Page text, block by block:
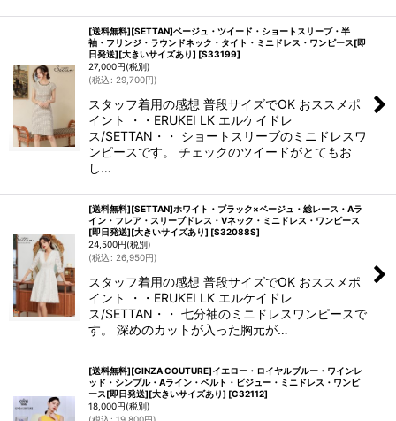
[送料無料][SETTAN]ベージュ・ツイード・ショートスリーブ・半
袖・フリンジ・ラウンドネック・タイト・ミニドレス・ワンピース[即
日発送][大きいサイズあり] [S33199]
27,000円(税別)
(税込 : 29,700円)
スタッフ着用の感想 普段サイズでOK おススメポ
イント ・・ERUKEI LK エルケイドレ
ス/SETTAN・・ ショートスリーブのミニドレスワ
ンピースです。 チェックのツイードがとてもお
し…
[送料無料][SETTAN]ホワイト・ブラック×ベージュ・総レース・Aラ
イン・フレア・スリーブドレス・Vネック・ミニドレス・ワンピース
[即日発送][大きいサイズあり] [S32088S]
24,500円(税別)
(税込 : 26,950円)
スタッフ着用の感想 普段サイズでOK おススメポ
イント ・・ERUKEI LK エルケイドレ
ス/SETTAN・・ 七分袖のミニドレスワンピースで
す。 深めのカットが入った胸元が…
[送料無料][GINZA COUTURE]イエロー・ロイヤルブルー・ワインレ
ッド・シンプル・Aライン・ベルト・ビジュー・ミニドレス・ワンピ
ース[即日発送][大きいサイズあり] [C32112]
18,000円(税別)